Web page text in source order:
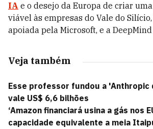
IA e o desejo da Europa de criar
viável às empresas do Vale do Silício,
apoiada pela Microsoft, e a DeepMind
Veja também
Esse professor fundou a 'Anthropic
vale US$ 6,6 bilhões
‘Amazon financiará usina a gás nos
capacidade equivalente a meia